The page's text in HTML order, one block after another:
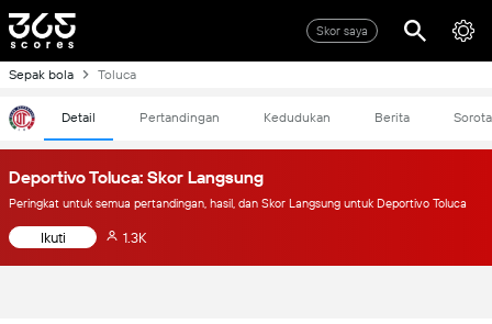
Skor saya
Sepak bola Toluca
Detail Pertandingan Kedudukan Berita
Deportivo Toluca: Skor Langsung
Peringkat untuk semua pertandingan, hasil, dan Skor Langsung untuk Deportivo Toluca
Ikuti 1.3K